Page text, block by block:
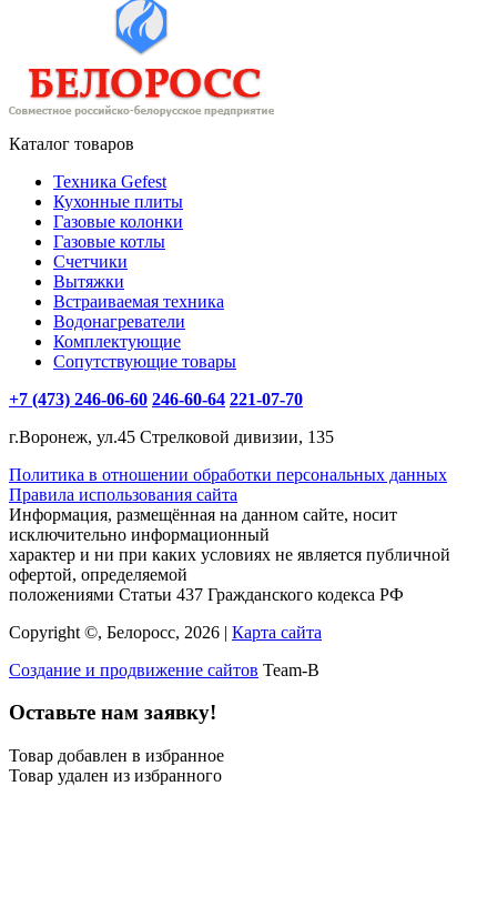
Каталог товаров
Техника Gefest
Кухонные плиты
Газовые колонки
Газовые котлы
Счетчики
Вытяжки
Встраиваемая техника
Водонагреватели
Комплектующие
Сопутствующие товары
+7 (473) 246-06-60 246-60-64 221-07-70
г.Воронеж, ул.45 Стрелковой дивизии, 135
Политика в отношении обработки персональных данных
Правила использования сайта
Информация, размещённая на данном сайте, носит
исключительно информационный
характер и ни при каких условиях не является публичной
офертой, определяемой
положениями Статьи 437 Гражданского кодекса РФ
Copyright ©, Белоросс, 2026 | Карта сайта
Создание и продвижение сайтов Team-B
Оставьте нам заявку!
Товар добавлен в избранное
Товар удален из избранного